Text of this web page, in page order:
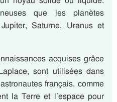
que les planètes
Saturne, Uranus et
acquises grâce
sont utilisées dans
français, comme
la Terre et l’espace pour